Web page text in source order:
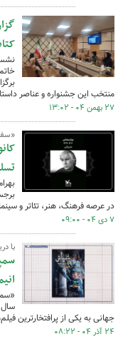
منتخب این جشنواره و عناصر
۲۷ بهمن ۰۴ - ۱۳:۰۲
در عرصه فرهنگ، هنر، تئاتر و
۷ دی ۰۴ - ۰۹:۰۰
با دریافت بیش
جهانی به یکی از پرافتخارترین
۲۴ آذر ۰۴ - ۰۸:۲۲